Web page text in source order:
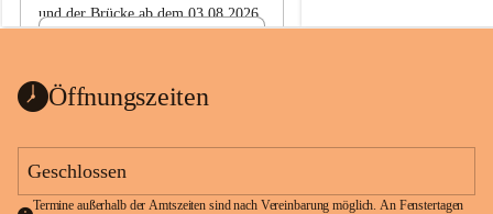
und der Brücke ab dem 03.08.2026
ht
1 Seite•0,1 MB
Öffnungszeiten
Geschlossen
Termine außerhalb der Amtszeiten sind nach Vereinbarung möglich. An Fenstertagen